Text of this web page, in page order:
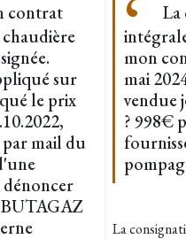
contrat
sur
le prix
mail du
dénoncer
La
mon
mai
vendue
? 998€
La